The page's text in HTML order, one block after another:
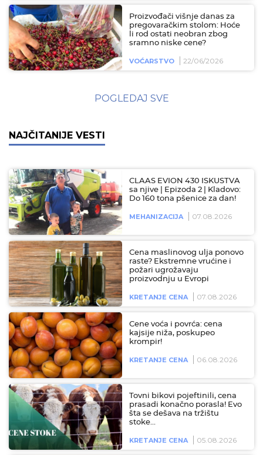
Proizvođači višnje danas za
pregovaračkim stolom: Hoće
li rod ostati neobran zbog
sramno niske cene?
VOĆARSTVO 22/06/2026
POGLEDAJ SVE
NAJČITANIJE VESTI
CLAAS EVION 430 ISKUSTVA
sa njive | Epizoda 2 | Kladovo:
Do 160 tona pšenice za dan!
MEHANIZACIJA 07.08.2026
Cena maslinovog ulja ponovo
raste? Ekstremne vrućine i
požari ugrožavaju
proizvodnju u Evropi
KRETANJE CENA 07.08.2026
Cene voća i povrća: cena
kajsije niža, poskupeo
krompir!
KRETANJE CENA 06.08.2026
Tovni bikovi pojeftinili, cena
prasadi konačno porasla! Evo
šta se dešava na tržištu
stoke…
KRETANJE CENA 05.08.2026